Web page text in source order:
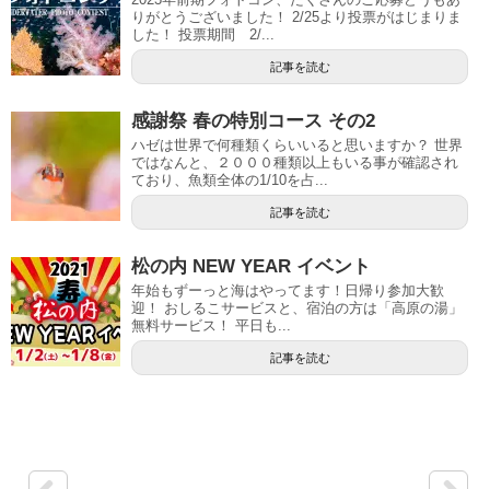
りがとうございました！ 2/25より投票がはじまりま
した！ 投票期間 2/...
記事を読む
感謝祭 春の特別コース その2
ハゼは世界で何種類くらいいると思いますか？ 世界
ではなんと、２０００種類以上もいる事が確認され
ており、魚類全体の1/10を占...
記事を読む
松の内 NEW YEAR イベント
年始もずーっと海はやってます！日帰り参加大歓
迎！ おしるこサービスと、宿泊の方は「高原の湯」
無料サービス！ 平日も...
記事を読む